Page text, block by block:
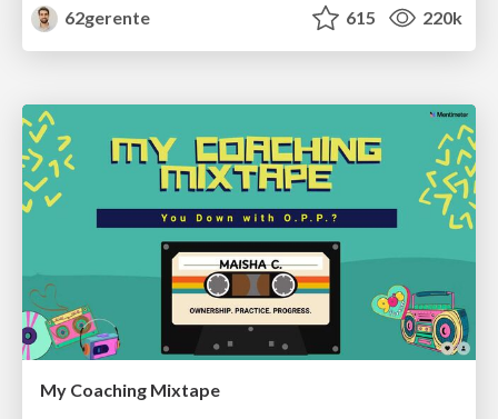
62gerente
615 220k
My Coaching Mixtape